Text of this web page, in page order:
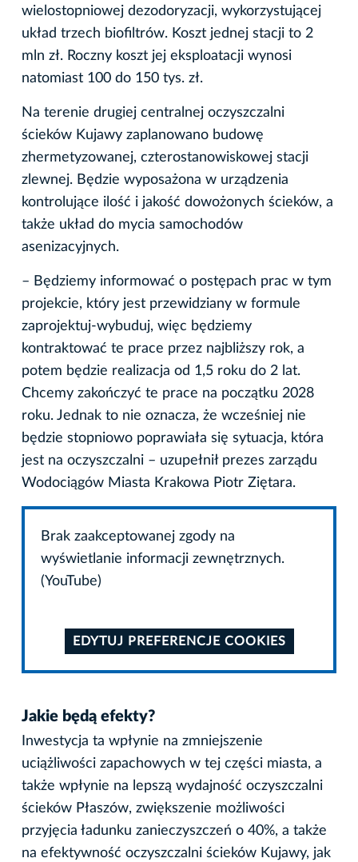
wielostopniowej dezodoryzacji, wykorzystującej
układ trzech biofiltrów. Koszt jednej stacji to 2
mln zł. Roczny koszt jej eksploatacji wynosi
natomiast 100 do 150 tys. zł.
Na terenie drugiej centralnej oczyszczalni
ścieków Kujawy zaplanowano budowę
zhermetyzowanej, czterostanowiskowej stacji
zlewnej. Będzie wyposażona w urządzenia
kontrolujące ilość i jakość dowożonych ścieków, a
także układ do mycia samochodów
asenizacyjnych.
– Będziemy informować o postępach prac w tym
projekcie, który jest przewidziany w formule
zaprojektuj-wybuduj, więc będziemy
kontraktować te prace przez najbliższy rok, a
potem będzie realizacja od 1,5 roku do 2 lat.
Chcemy zakończyć te prace na początku 2028
roku. Jednak to nie oznacza, że wcześniej nie
będzie stopniowo poprawiała się sytuacja, która
jest na oczyszczalni – uzupełnił prezes zarządu
Wodociągów Miasta Krakowa Piotr Ziętara.
Brak zaakceptowanej zgody na
wyświetlanie informacji zewnętrznych.
(YouTube)
EDYTUJ PREFERENCJE COOKIES
Jakie będą efekty?
Inwestycja ta wpłynie na zmniejszenie
uciążliwości zapachowych w tej części miasta, a
także wpłynie na lepszą wydajność oczyszczalni
ścieków Płaszów, zwiększenie możliwości
przyjęcia ładunku zanieczyszczeń o 40%, a także
na efektywność oczyszczalni ścieków Kujawy, jak